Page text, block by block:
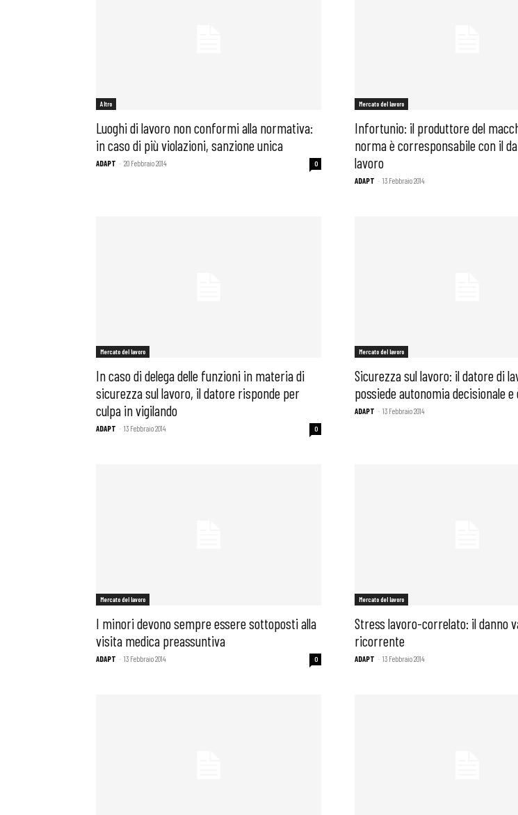
Bollettini ADAPT
Altro
Luoghi di lavoro non conformi alla normativa:
in caso di più violazioni, sanzione unica
ADAPT - 20 Febbraio 2014 0
Mercato del lavoro
Infortunio: il produttore del
norma è corresponsabile con il
lavoro
ADAPT - 13 Febbraio 2014
Mercato del lavoro
In caso di delega delle funzioni in materia di
sicurezza sul lavoro, il datore risponde per
culpa in vigilando
ADAPT - 13 Febbraio 2014 0
Mercato del lavoro
Sicurezza sul lavoro: il datore di
possiede autonomia decisionale e
ADAPT - 13 Febbraio 2014
Mercato del lavoro
I minori devono sempre essere sottoposti alla
visita medica preassuntiva
ADAPT - 13 Febbraio 2014 0
Mercato del lavoro
Stress lavoro-correlato: il danno
ricorrente
ADAPT - 13 Febbraio 2014